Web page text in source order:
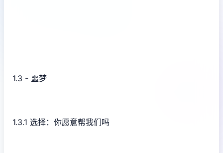
1.3 - 噩梦
1.3.1 选择：你愿意帮我们吗